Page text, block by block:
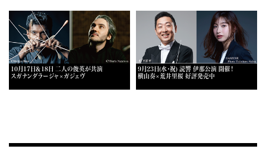
10月17日＆18日 二人の俊英が共演
スガナンダラージャ×ガジェヴ
9月23日(水・祝) 読響 伊那公演 開催！
横山奏×荒井里桜 好評発売中